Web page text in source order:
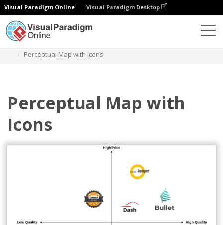
Visual Paradigm Online Visual Paradigm Desktop
Perceptual Map with Icons
Perceptual Map with
Icons